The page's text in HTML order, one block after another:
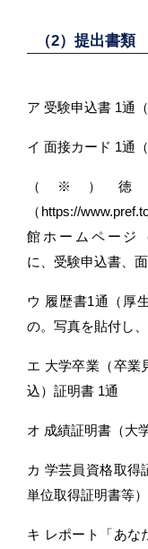
（2）提出書類
ア 受験申込書 1通
イ 面接カード 1通
（※）徳
（https://
館ホームページ（
に、受験申込書、
ウ 履歴書1通（厚
の。写真を貼付し
エ 大学卒業（卒業
込）証明書 1通
オ 成績証明書（大
カ 学芸員資格取得
単位取得証明書等
キ レポート「あな